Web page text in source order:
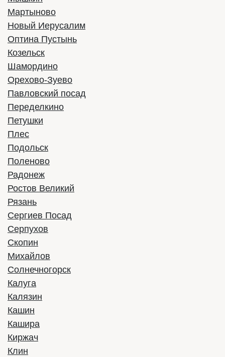
Вместимость:
Стоимость:
Мартыново
Новый Иерусалим
Оптина Пустынь
Козельск
Шамордино
Орехово-Зуево
Павловский посад
Переделкино
Петушки
Плес
Подольск
Поленово
Радонеж
Ростов Великий
Рязань
Сергиев Посад
Серпухов
Скопин
Михайлов
Солнечногорск
Калуга
Калязин
Кашин
Кашира
Киржач
Клин